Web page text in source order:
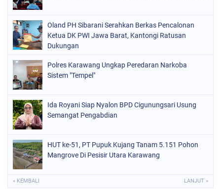
Oland PH Sibarani Serahkan Berkas Pencalonan
Ketua DK PWI Jawa Barat, Kantongi Ratusan
Dukungan
Polres Karawang Ungkap Peredaran Narkoba
Sistem "Tempel"
Ida Royani Siap Nyalon BPD Cigunungsari Usung
Semangat Pengabdian
HUT ke-51, PT Pupuk Kujang Tanam 5.151 Pohon
Mangrove Di Pesisir Utara Karawang
« KEMBALI LANJUT »